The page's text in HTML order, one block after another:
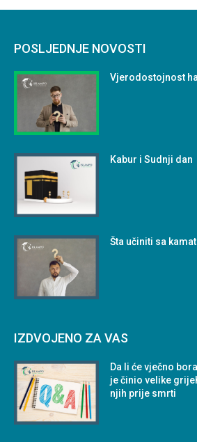
POSLJEDNJE NOVOSTI
Vjerodostojnost
Kabur i Sudnji dan
Šta učiniti sa
IZDVOJENO ZA VAS
Da li će vječno
je činio velike
njih prije smrti